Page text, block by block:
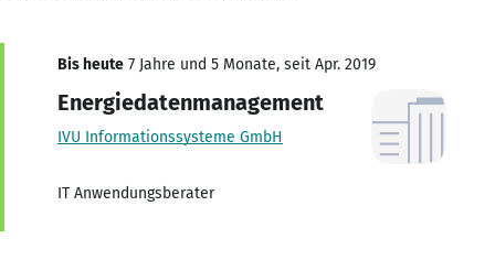
Bis heute 7 Jahre und 5 Monate, seit Apr. 2019
Energiedatenmanagement
IVU Informationssysteme GmbH
IT Anwendungsberater